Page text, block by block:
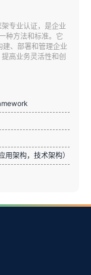
专业认证，是企业
种方法和标准。它
建、部署和管理企业
高业务灵活性和创
用架构，技术架构）